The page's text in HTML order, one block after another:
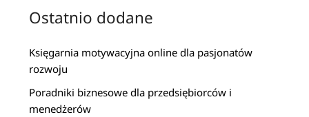
Ostatnio dodane
Księgarnia motywacyjna online dla pasjonatów
rozwoju
Poradniki biznesowe dla przedsiębiorców i
menedżerów